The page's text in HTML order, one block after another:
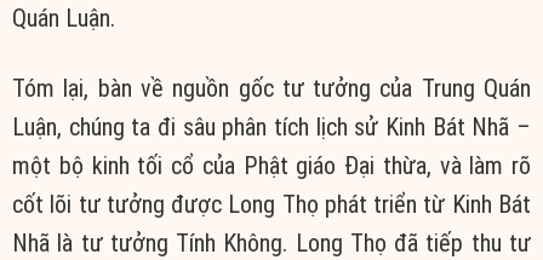
Quán Luận.
Tóm lại, bàn về nguồn gốc tư tưởng của Trung Quán
Luận, chúng ta đi sâu phân tích lịch sử Kinh Bát Nhã –
một bộ kinh tối cổ của Phật giáo Đại thừa, và làm rõ
cốt lõi tư tưởng được Long Thọ phát triển từ Kinh Bát
Nhã là tư tưởng Tính Không. Long Thọ đã tiếp thu tư